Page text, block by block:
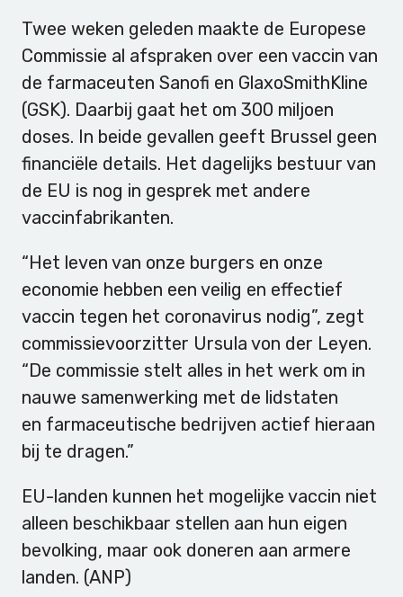
Twee weken geleden maakte de Europese
Commissie al afspraken over een vaccin van
de farmaceuten Sanofi en GlaxoSmithKline
(GSK). Daarbij gaat het om 300 miljoen
doses. In beide gevallen geeft Brussel geen
financiële details. Het dagelijks bestuur van
de EU is nog in gesprek met andere
vaccinfabrikanten.
“Het leven van onze burgers en onze
economie hebben een veilig en effectief
vaccin tegen het coronavirus nodig”, zegt
commissievoorzitter Ursula von der Leyen.
“De commissie stelt alles in het werk om in
nauwe samenwerking met de lidstaten
en farmaceutische bedrijven actief hieraan
bij te dragen.”
EU-landen kunnen het mogelijke vaccin niet
alleen beschikbaar stellen aan hun eigen
bevolking, maar ook doneren aan armere
landen. (ANP)